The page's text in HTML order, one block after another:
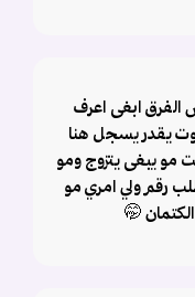
الفرق ابغى اعرف
يقدر يسجل هنا
مو يبغى يتزوج ومو
رقم ولي امري مو
🤭